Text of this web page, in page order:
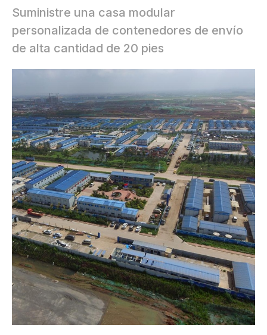
Suministre una casa modular
personalizada de contenedores de envío
de alta cantidad de 20 pies